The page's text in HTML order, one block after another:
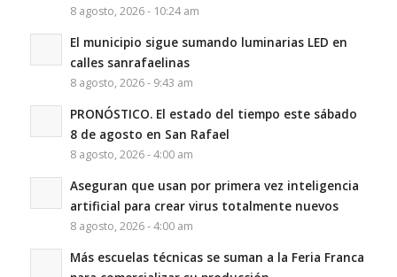
8 agosto, 2026 - 10:24 am
El municipio sigue sumando luminarias LED en
calles sanrafaelinas
8 agosto, 2026 - 9:43 am
PRONÓSTICO. El estado del tiempo este sábado
8 de agosto en San Rafael
8 agosto, 2026 - 4:00 am
Aseguran que usan por primera vez inteligencia
artificial para crear virus totalmente nuevos
8 agosto, 2026 - 4:00 am
Más escuelas técnicas se suman a la Feria Franca